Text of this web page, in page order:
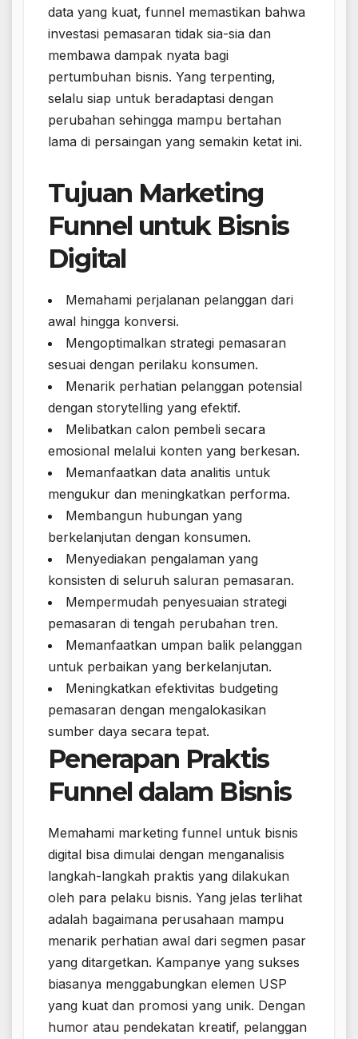
data yang kuat, funnel memastikan bahwa
investasi pemasaran tidak sia-sia dan
membawa dampak nyata bagi
pertumbuhan bisnis. Yang terpenting,
selalu siap untuk beradaptasi dengan
perubahan sehingga mampu bertahan
lama di persaingan yang semakin ketat ini.
Tujuan Marketing
Funnel untuk Bisnis
Digital
Memahami perjalanan pelanggan dari
awal hingga konversi.
Mengoptimalkan strategi pemasaran
sesuai dengan perilaku konsumen.
Menarik perhatian pelanggan potensial
dengan storytelling yang efektif.
Melibatkan calon pembeli secara
emosional melalui konten yang berkesan.
Memanfaatkan data analitis untuk
mengukur dan meningkatkan performa.
Membangun hubungan yang
berkelanjutan dengan konsumen.
Menyediakan pengalaman yang
konsisten di seluruh saluran pemasaran.
Mempermudah penyesuaian strategi
pemasaran di tengah perubahan tren.
Memanfaatkan umpan balik pelanggan
untuk perbaikan yang berkelanjutan.
Meningkatkan efektivitas budgeting
pemasaran dengan mengalokasikan
sumber daya secara tepat.
Penerapan Praktis
Funnel dalam Bisnis
Memahami marketing funnel untuk bisnis
digital bisa dimulai dengan menganalisis
langkah-langkah praktis yang dilakukan
oleh para pelaku bisnis. Yang jelas terlihat
adalah bagaimana perusahaan mampu
menarik perhatian awal dari segmen pasar
yang ditargetkan. Kampanye yang sukses
biasanya menggabungkan elemen USP
yang kuat dan promosi yang unik. Dengan
humor atau pendekatan kreatif, pelanggan